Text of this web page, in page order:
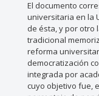
El documento
universitaria en la
de ésta, y por otro
tradicional
reforma
democratización
integrada por
cuyo objetivo fue,